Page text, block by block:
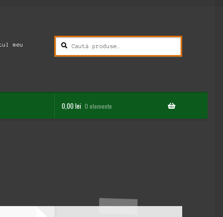
meu
Caută
după:
Caută
0,00lei 0 elemente